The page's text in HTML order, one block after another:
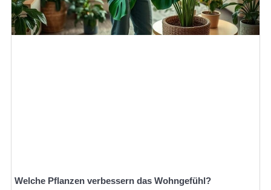
Welche Pflanzen verbessern das Wohngefühl?